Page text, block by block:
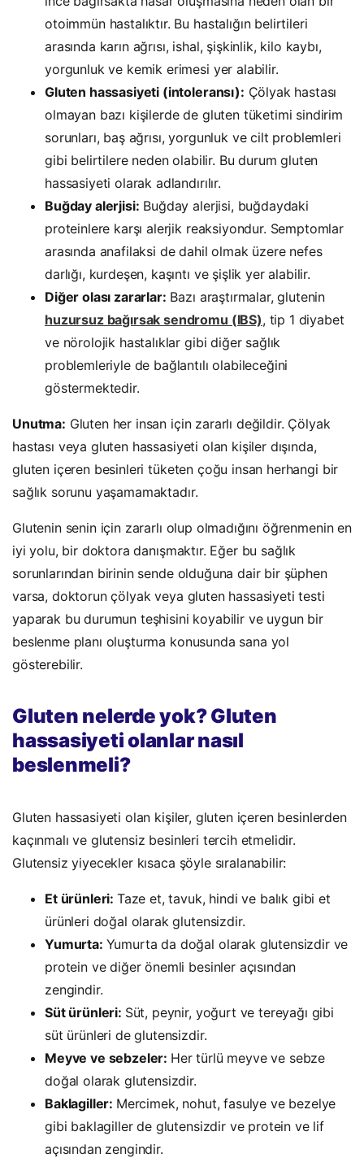
otoimmün hastalıktır. Bu hastalığın belirtileri
arasında karın ağrısı, ishal, şişkinlik, kilo kaybı,
yorgunluk ve kemik erimesi yer alabilir.
Gluten hassasiyeti (intoleransı): Çölyak hastası
olmayan bazı kişilerde de gluten tüketimi sindirim
sorunları, baş ağrısı, yorgunluk ve cilt problemleri
gibi belirtilere neden olabilir. Bu durum gluten
hassasiyeti olarak adlandırılır.
Buğday alerjisi: Buğday alerjisi, buğdaydaki
proteinlere karşı alerjik reaksiyondur. Semptomlar
arasında anafilaksi de dahil olmak üzere nefes
darlığı, kurdeşen, kaşıntı ve şişlik yer alabilir.
Diğer olası zararlar: Bazı araştırmalar, glutenin
huzursuz bağırsak sendromu (IBS), tip 1 diyabet
ve nörolojik hastalıklar gibi diğer sağlık
problemleriyle de bağlantılı olabileceğini
göstermektedir.
Unutma: Gluten her insan için zararlı değildir. Çölyak
hastası veya gluten hassasiyeti olan kişiler dışında,
gluten içeren besinleri tüketen çoğu insan herhangi bir
sağlık sorunu yaşamamaktadır.
Glutenin senin için zararlı olup olmadığını öğrenmenin en
iyi yolu, bir doktora danışmaktır. Eğer bu sağlık
sorunlarından birinin sende olduğuna dair bir şüphen
varsa, doktorun çölyak veya gluten hassasiyeti testi
yaparak bu durumun teşhisini koyabilir ve uygun bir
beslenme planı oluşturma konusunda sana yol
gösterebilir.
Gluten nelerde yok? Gluten
hassasiyeti olanlar nasıl
beslenmeli?
Gluten hassasiyeti olan kişiler, gluten içeren besinlerden
kaçınmalı ve glutensiz besinleri tercih etmelidir.
Glutensiz yiyecekler kısaca şöyle sıralanabilir:
Et ürünleri: Taze et, tavuk, hindi ve balık gibi et
ürünleri doğal olarak glutensizdir.
Yumurta: Yumurta da doğal olarak glutensizdir ve
protein ve diğer önemli besinler açısından
zengindir.
Süt ürünleri: Süt, peynir, yoğurt ve tereyağı gibi
süt ürünleri de glutensizdir.
Meyve ve sebzeler: Her türlü meyve ve sebze
doğal olarak glutensizdir.
Baklagiller: Mercimek, nohut, fasulye ve bezelye
gibi baklagiller de glutensizdir ve protein ve lif
açısından zengindir.